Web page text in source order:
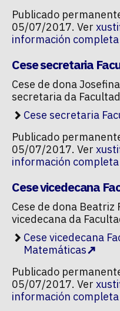
Publicado
05/07/2017. Ver
información
Cese secretaria
Cese de dona
secretaria da
Cese secretaria
Publicado
05/07/2017. Ver
información
Cese vicedecana
Cese de dona Beatriz
vicedecana da
Cese vicedecana
Matemáticas
Publicado
05/07/2017. Ver
información